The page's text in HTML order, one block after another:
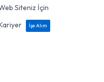
Siteniz İçin
İşe Alım